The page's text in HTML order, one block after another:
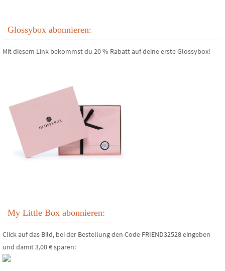
Glossybox abonnieren:
Mit diesem Link bekommst du 20 % Rabatt auf deine erste Glossybox!
My Little Box abonnieren:
Click auf das Bild, bei der Bestellung den Code FRIEND32528 eingeben
und damit 3,00 € sparen: